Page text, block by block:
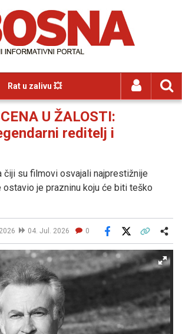
Rat u zalivu 💥
U ŽALOSTI:
reditelj i
čiji su filmovi osvajali najprestižnije
je prazninu koju će biti teško
04. Jul. 2026 0
Facebook